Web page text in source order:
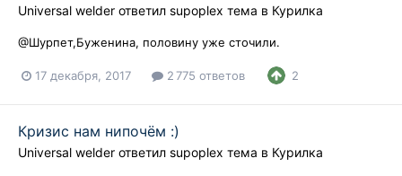
Universal welder ответил supoplex тема в Курилка
@Шурпет,Буженина, половину уже сточили.
17 декабря, 2017 2 775 ответов 2
Кризис нам нипочём :)
Universal welder ответил supoplex тема в Курилка